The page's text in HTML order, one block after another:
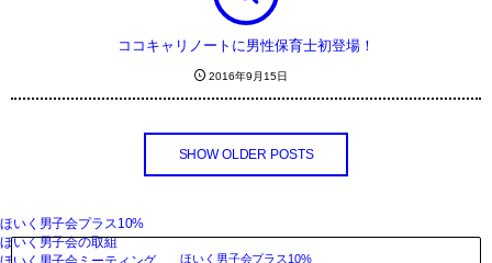
ココキャリノートに男性保育士初登場！
2016年9月15日
SHOW OLDER POSTS
ほいく男子会プラス10%
ほいく男子会プラス10%
ほいく男子会の取組